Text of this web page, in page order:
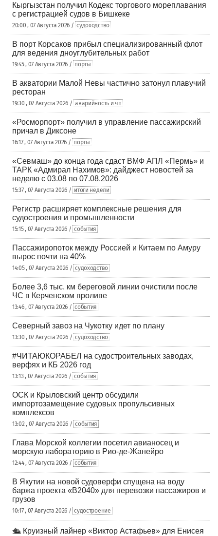
Кыргызстан получил Кодекс торгового мореплавания
с регистрацией судов в Бишкеке
20:00 , 07 Августа 2026 / судоходство
В порт Корсаков прибыл специализированный флот
для ведения дноуглубительных работ
19:45 , 07 Августа 2026 / порты
В акватории Малой Невы частично затонул плавучий
ресторан
19:30 , 07 Августа 2026 / аварийность и чп
«Росморпорт» получил в управление пассажирский
причал в Диксоне
16:17 , 07 Августа 2026 / порты
«Севмаш» до конца года сдаст ВМФ АПЛ «Пермь» и
ТАРК «Адмирал Нахимов»: дайджест новостей за
неделю с 03.08 по 07.08.2026
15:37 , 07 Августа 2026 / итоги недели
Регистр расширяет комплексные решения для
судостроения и промышленности
15:15 , 07 Августа 2026 / события
Пассажиропоток между Россией и Китаем по Амуру
вырос почти на 40%
14:05 , 07 Августа 2026 / судоходство
Более 3,6 тыс. км береговой линии очистили после
ЧС в Керченском проливе
13:46 , 07 Августа 2026 / события
Северный завоз на Чукотку идет по плану
13:30 , 07 Августа 2026 / судоходство
#ЧИТАЮКОРАБЕЛ на судостроительных заводах,
верфях и КБ 2026 год
13:13 , 07 Августа 2026 / события
ОСК и Крыловский центр обсудили
импортозамещение судовых пропульсивных
комплексов
13:02 , 07 Августа 2026 / события
Глава Морской коллегии посетил авианосец и
морскую лабораторию в Рио-де-Жанейро
12:44 , 07 Августа 2026 / события
В Якутии на новой судоверфи спущена на воду
баржа проекта «В2040» для перевозки пассажиров и
грузов
10:17 , 07 Августа 2026 / судостроение
🛳️ Круизный лайнер «Виктор Астафьев» для Енисея